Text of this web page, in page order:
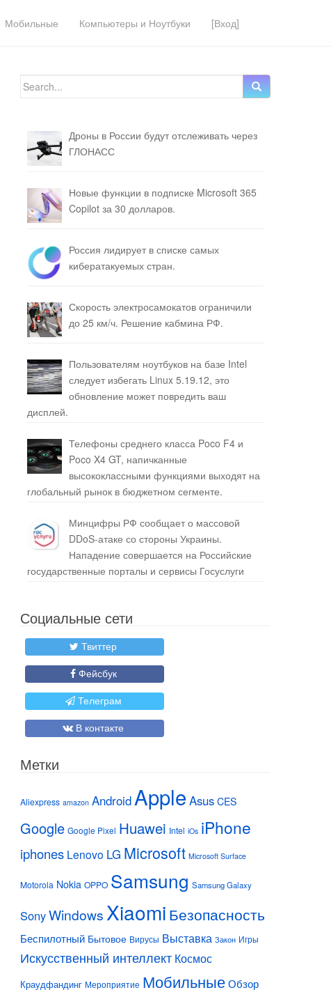
Мобильные Компьютеры и Ноутбуки [Вход]
Search for:
Дроны в России будут отслеживать через
ГЛОНАСС
Новые функции в подписке Microsoft 365
Copilot за 30 долларов.
Россия лидирует в списке самых
кибератакуемых стран.
Скорость электросамокатов ограничили
до 25 км/ч. Решение кабмина РФ.
Пользователям ноутбуков на базе Intel
следует избегать Linux 5.19.12, это
обновление может повредить ваш
дисплей.
Телефоны среднего класса Poco F4 и
Poco X4 GT, напичканные
высококлассными функциями выходят на
глобальный рынок в бюджетном сегменте.
Минцифры РФ сообщает о массовой
DDoS-атаке со стороны Украины.
Нападение совершается на Российские
государственные порталы и сервисы Госуслуги
Социальные сети
Твиттер
Фейсбук
Телеграм
В контакте
Метки
Aliexpress amazon Android Apple Asus CES
Google Google Pixel Huawei Intel iOs iPhone
iphones Lenovo LG Microsoft Microsoft Surface
Motorola Nokia OPPO Samsung Samsung Galaxy
SonyWindowsXiaomi Безопасность
Беспилотный Бытовое Вирусы Выставка Закон Игры
Искусственный интеллект Космос
Краудфандинг Мероприятие МобильныеОбзор